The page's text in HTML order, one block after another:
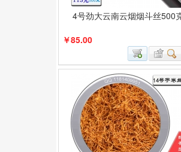
4号劲大云南云烟烟斗丝500
￥85.00